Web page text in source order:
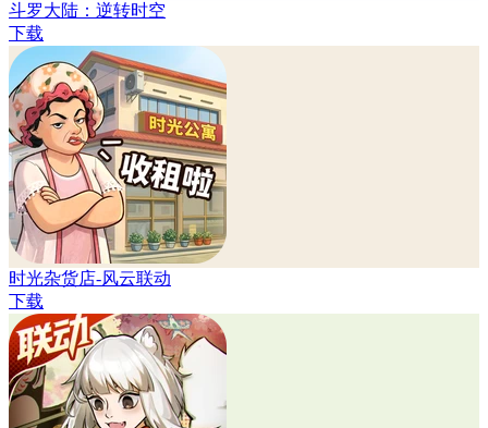
斗罗大陆：逆转时空
下载
时光杂货店-风云联动
下载